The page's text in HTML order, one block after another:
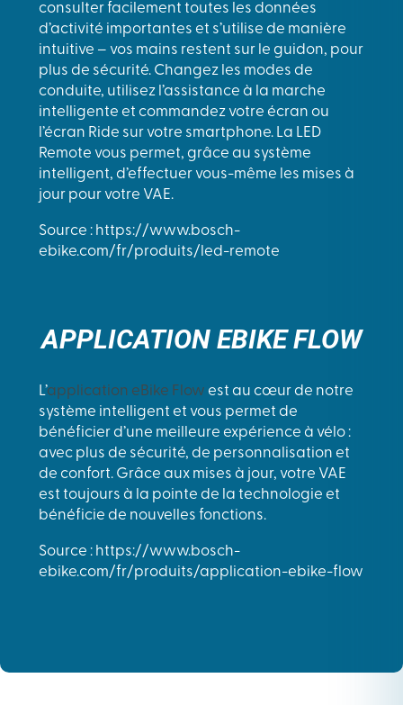
consulter facilement toutes les données
d’activité importantes et s’utilise de manière
intuitive – vos mains restent sur le guidon, pour
plus de sécurité. Changez les modes de
conduite, utilisez l’assistance à la marche
intelligente et commandez votre écran ou
l’écran Ride sur votre smartphone. La LED
Remote vous permet, grâce au système
intelligent, d’effectuer vous-même les mises à
jour pour votre VAE.
Source : https://www.bosch-
ebike.com/fr/produits/led-remote
APPLICATION EBIKE FLOW
L’application eBike Flow est au cœur de notre
système intelligent et vous permet de
bénéficier d’une meilleure expérience à vélo :
avec plus de sécurité, de personnalisation et
de confort. Grâce aux mises à jour, votre VAE
est toujours à la pointe de la technologie et
bénéficie de nouvelles fonctions.
Source : https://www.bosch-
ebike.com/fr/produits/application-ebike-flow